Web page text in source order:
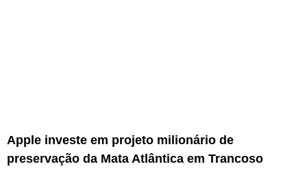
Apple investe em projeto milionário de
preservação da Mata Atlântica em Trancoso